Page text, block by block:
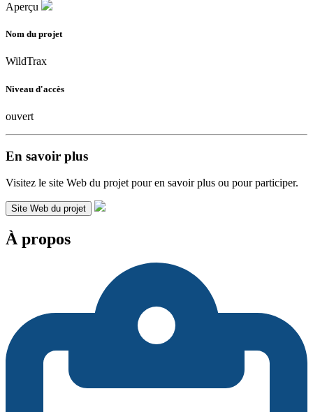
Aperçu
Nom du projet
WildTrax
Niveau d'accès
ouvert
En savoir plus
Visitez le site Web du projet pour en savoir plus ou pour participer.
Site Web du projet
À propos